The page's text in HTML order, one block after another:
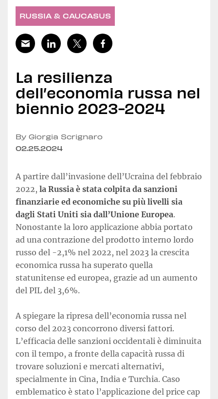
RUSSIA & CAUCASUS
La resilienza
dell’economia russa nel
biennio 2023-2024
By Giorgia Scrignaro
02.25.2024
A partire dall’invasione dell’Ucraina del febbraio
2022, la Russia è stata colpita da sanzioni
finanziarie ed economiche su più livelli sia
dagli Stati Uniti sia dall’Unione Europea.
Nonostante la loro applicazione abbia portato
ad una contrazione del prodotto interno lordo
russo del -2,1% nel 2022, nel 2023 la crescita
economica russa ha superato quella
statunitense ed europea, grazie ad un aumento
del PIL del 3,6%.
A spiegare la ripresa dell’economia russa nel
corso del 2023 concorrono diversi fattori.
L’efficacia delle sanzioni occidentali è diminuita
con il tempo, a fronte della capacità russa di
trovare soluzioni e mercati alternativi,
specialmente in Cina, India e Turchia. Caso
emblematico è stato l’applicazione del price cap